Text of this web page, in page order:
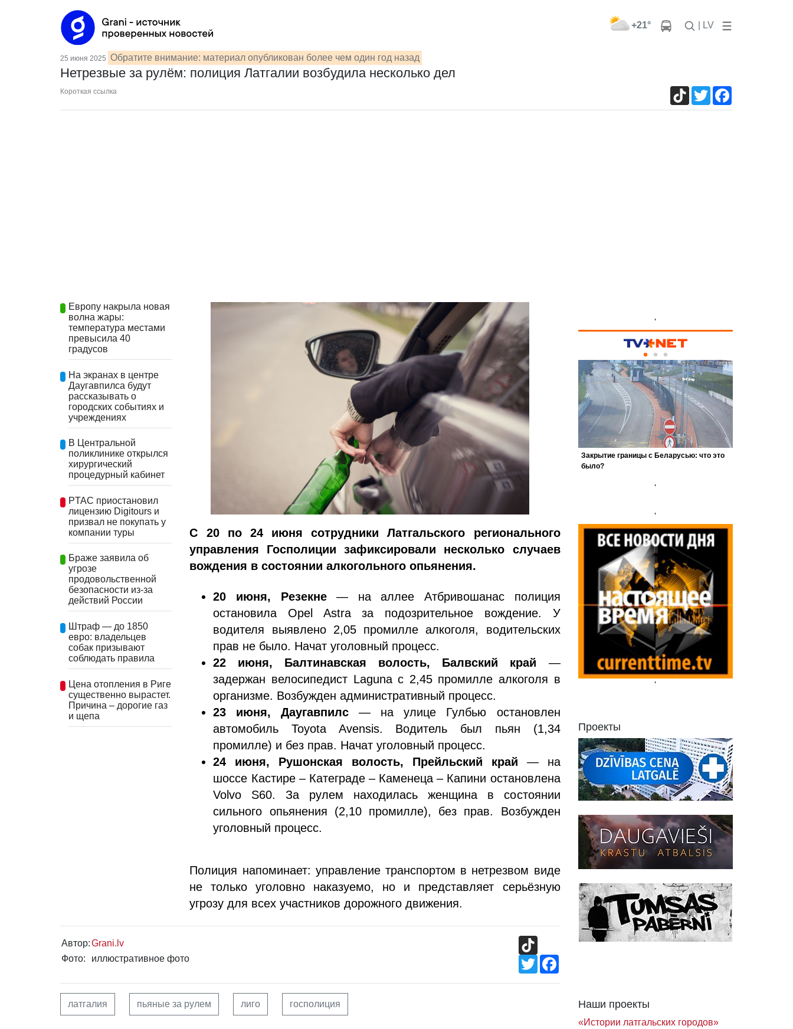
+21° | LV
25 июня 2025 Обратите внимание: материал опубликован более чем один год назад
Нетрезвые за рулём: полиция Латгалии возбудила несколько дел
Короткая ссылка TikTokTwitter
Европу накрыла новая
волна жары:
температура местами
превысила 40
градусов
На экранах в центре
Даугавпилса будут
рассказывать о
городских событиях и
учреждениях
В Центральной
поликлинике открылся
хирургический
процедурный кабинет
PTAC приостановил
лицензию Digitours и
призвал не покупать у
компании туры
Браже заявила об
угрозе
продовольственной
безопасности из-за
действий России
Штраф — до 1850
евро: владельцев
собак призывают
соблюдать правила
Цена отопления в Риге
существенно вырастет.
Причина – дорогие газ
и щепа
С 20 по 24 июня сотрудники Латгальского регионального
управления Госполиции зафиксировали несколько случаев
вождения в состоянии алкогольного опьянения.
20 июня, Резекне— на аллее Атбривошанас полиция
остановила Opel Astra за подозрительное вождение. У
водителя выявлено 2,05 промилле алкоголя, водительских
прав не было. Начат уголовный процесс.
22 июня, Балтинавская волость, Балвский край —
задержан велосипедист Laguna с 2,45 промилле алкоголя в
организме. Возбужден административный процесс.
23 июня, Даугавпилс — на улице Гулбью остановлен
автомобиль Toyota Avensis. Водитель был пьян (1,34
промилле) и без прав. Начат уголовный процесс.
24 июня, Рушонская волость, Прейльский край — на
шоссе Кастире – Категраде – Каменеца – Капини остановлена
Volvo S60. За рулем находилась женщина в состоянии
сильного опьянения (2,10 промилле), без прав. Возбужден
уголовный процесс.
Полиция напоминает: управление транспортом в нетрезвом виде
не только уголовно наказуемо, но и представляет серьёзную
угрозу для всех участников дорожного движения.
Автор:Grani.lv
Фото:
иллюстративное фото
TikTok
TwitterFacebook
латгалия пьяные за рулем лиго госполиция
'
'
'
'
Проекты
Наши проекты
«Истории латгальских городов»